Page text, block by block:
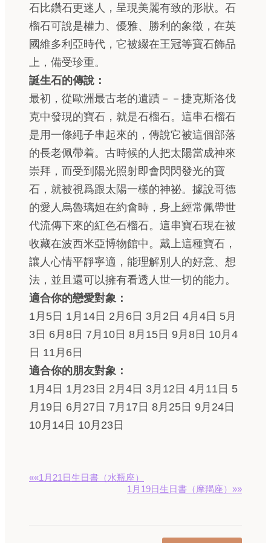
石比鑽石更迷人，呈現美麗有致的形狀。石
榴石可說是權力、優雅、勝利的象徵，在英
國維多利亞時代，它被綴在王冠等寶石飾品
上，備受珍重。
誕生石的傳說：
最初，從歐洲最古老的遺蹟－－捷克斯洛伐
克中發現的寶石，就是石榴石。這串石榴石
是用一條繩子串起來的，傳說它被這個部落
的長老佩帶着。古時候的人把太陽當成神來
崇拜，而受到陽光照射即會閃閃發光的寶
石，就被視爲跟太陽一樣的神祕。據說哥德
的愛人烏魯璃妲在約會時，身上經常佩帶世
代流傳下來的紅色石榴石。這串寶石現在被
收藏在波西米亞博物館中。戴上這種寶石，
讓人心情平靜寧適，能理解別人的好意、想
法，並且還可以擁有看透人世一切的能力。
適合你的戀愛對象：
1月5日 1月14日 2月6日 3月2日 4月4日 5月
3日 6月8日 7月10日 8月15日 9月8日 10月4
日 11月6日
適合你的朋友對象：
1月4日 1月23日 2月4日 3月12日 4月11日 5
月19日 6月27日 7月17日 8月25日 9月24日
10月14日 10月23日
««1月21日生日書（水瓶座）
1月19日生日書（摩羯座）»»